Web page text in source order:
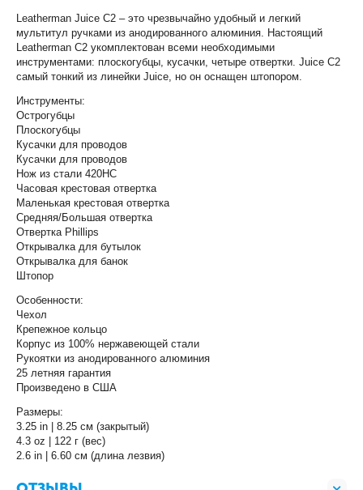
Leatherman Juice C2 – это чрезвычайно удобный и легкий
мультитул ручками из анодированного алюминия. Настоящий
Leatherman С2 укомплектован всеми необходимыми
инструментами: плоскогубцы, кусачки, четыре отвертки. Juice C2
самый тонкий из линейки Juice, но он оснащен штопором.
Инструменты:
Острогубцы
Плоскогубцы
Кусачки для проводов
Кусачки для проводов
Нож из стали 420HC
Часовая крестовая отвертка
Маленькая крестовая отвертка
Средняя/Большая отвертка
Отвертка Phillips
Открывалка для бутылок
Открывалка для банок
Штопор
Особенности:
Чехол
Крепежное кольцо
Корпус из 100% нержавеющей стали
Рукоятки из анодированного алюминия
25 летняя гарантия
Произведено в США
Размеры:
3.25 in | 8.25 см (закрытый)
4.3 oz | 122 г (вес)
2.6 in | 6.60 см (длина лезвия)